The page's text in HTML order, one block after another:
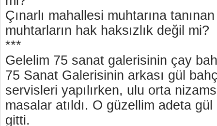
Çınarlı mahallesi muhtarına
muhtarların hak haksızlık değil mi?
***
Gelelim 75 sanat galerisinin çay
75 Sanat Galerisinin arkası gül
servisleri yapılırken, ulu orta
masalar atıldı. O güzellim adeta
gitti.